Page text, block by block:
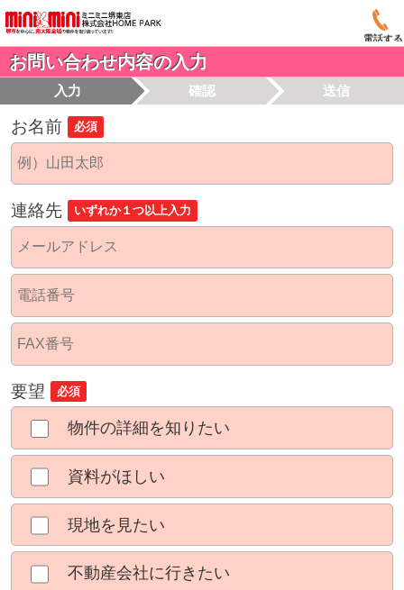
電話する
お問い合わせ内容の入力
入力 確認 送信
お名前 必須
連絡先 いずれか１つ以上入力
要望 必須
物件の詳細を知りたい
資料がほしい
現地を見たい
不動産会社に行きたい